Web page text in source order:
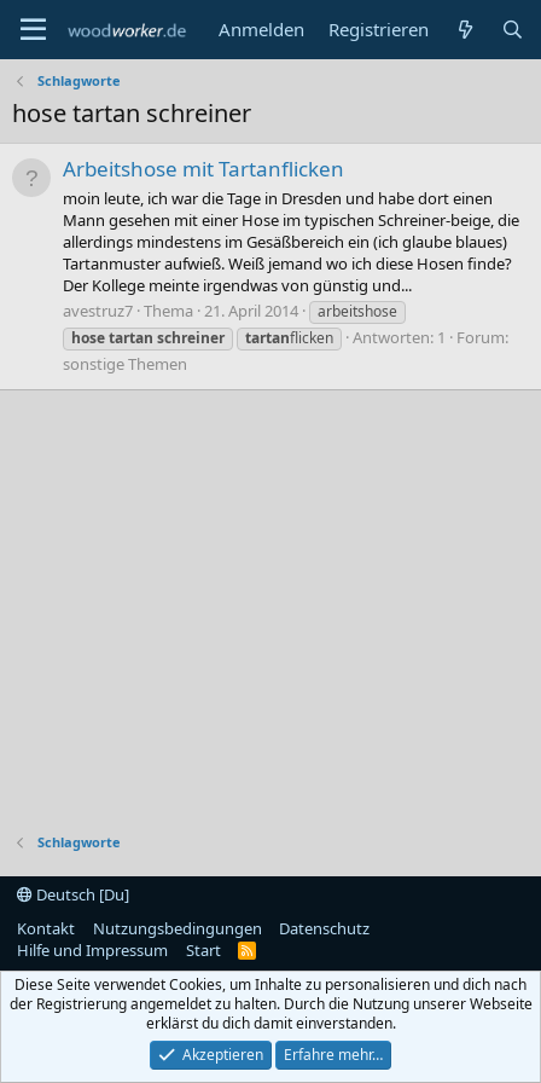
Anmelden Registrieren
Schlagworte
hose tartan schreiner
Arbeitshose mit Tartanflicken
moin leute, ich war die Tage in Dresden und habe dort einen
Mann gesehen mit einer Hose im typischen Schreiner-beige, die
allerdings mindestens im Gesäßbereich ein (ich glaube blaues)
Tartanmuster aufwieß. Weiß jemand wo ich diese Hosen finde?
Der Kollege meinte irgendwas von günstig und...
avestruz7 Thema 21. April 2014
arbeitshose
hosetartan schreiner tartanflicken Antworten: 1
Forum:
sonstige Themen
Schlagworte
Deutsch [Du]
Kontakt
Nutzungsbedingungen
Datenschutz
Hilfe und Impressum
Start
R
S
Diese Seite verwendet Cookies, um Inhalte zu personalisieren und dich nach
der Registrierung angemeldet zu halten. Durch die Nutzung unserer Webseite
erklärst du dich damit einverstanden.
Akzeptieren
Erfahre mehr…